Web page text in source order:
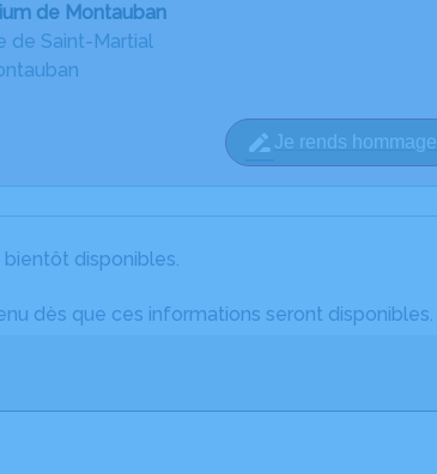
de Montauban
de Saint-Martial
Je rends hommage
bientôt disponibles.
dès que ces informations seront disponibles.